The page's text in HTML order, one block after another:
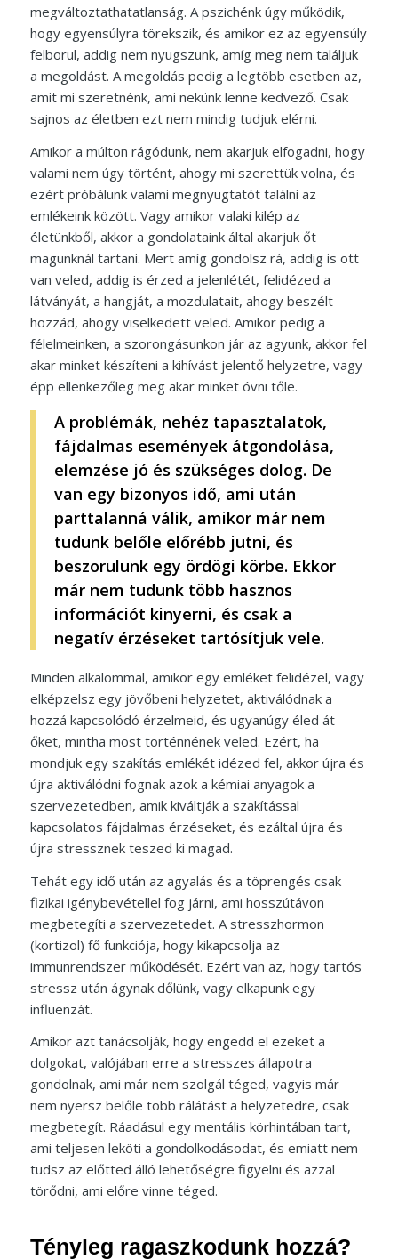
megváltoztathatatlanság. A pszichénk úgy működik,
hogy egyensúlyra törekszik, és amikor ez az egyensúly
felborul, addig nem nyugszunk, amíg meg nem találjuk
a megoldást. A megoldás pedig a legtöbb esetben az,
amit mi szeretnénk, ami nekünk lenne kedvező. Csak
sajnos az életben ezt nem mindig tudjuk elérni.
Amikor a múlton rágódunk, nem akarjuk elfogadni, hogy
valami nem úgy történt, ahogy mi szerettük volna, és
ezért próbálunk valami megnyugtatót találni az
emlékeink között. Vagy amikor valaki kilép az
életünkből, akkor a gondolataink által akarjuk őt
magunknál tartani. Mert amíg gondolsz rá, addig is ott
van veled, addig is érzed a jelenlétét, felidézed a
látványát, a hangját, a mozdulatait, ahogy beszélt
hozzád, ahogy viselkedett veled. Amikor pedig a
félelmeinken, a szorongásunkon jár az agyunk, akkor fel
akar minket készíteni a kihívást jelentő helyzetre, vagy
épp ellenkezőleg meg akar minket óvni tőle.
A problémák, nehéz tapasztalatok,
fájdalmas események átgondolása,
elemzése jó és szükséges dolog. De
van egy bizonyos idő, ami után
parttalanná válik, amikor már nem
tudunk belőle előrébb jutni, és
beszorulunk egy ördögi körbe. Ekkor
már nem tudunk több hasznos
információt kinyerni, és csak a
negatív érzéseket tartósítjuk vele.
Minden alkalommal, amikor egy emléket felidézel, vagy
elképzelsz egy jövőbeni helyzetet, aktiválódnak a
hozzá kapcsolódó érzelmeid, és ugyanúgy éled át
őket, mintha most történnének veled. Ezért, ha
mondjuk egy szakítás emlékét idézed fel, akkor újra és
újra aktiválódni fognak azok a kémiai anyagok a
szervezetedben, amik kiváltják a szakítással
kapcsolatos fájdalmas érzéseket, és ezáltal újra és
újra stressznek teszed ki magad.
Tehát egy idő után az agyalás és a töprengés csak
fizikai igénybevétellel fog járni, ami hosszútávon
megbetegíti a szervezetedet. A stresszhormon
(kortizol) fő funkciója, hogy kikapcsolja az
immunrendszer működését. Ezért van az, hogy tartós
stressz után ágynak dőlünk, vagy elkapunk egy
influenzát.
Amikor azt tanácsolják, hogy engedd el ezeket a
dolgokat, valójában erre a stresszes állapotra
gondolnak, ami már nem szolgál téged, vagyis már
nem nyersz belőle több rálátást a helyzetedre, csak
megbetegít. Ráadásul egy mentális körhintában tart,
ami teljesen leköti a gondolkodásodat, és emiatt nem
tudsz az előtted álló lehetőségre figyelni és azzal
törődni, ami előre vinne téged.
Tényleg ragaszkodunk hozzá?